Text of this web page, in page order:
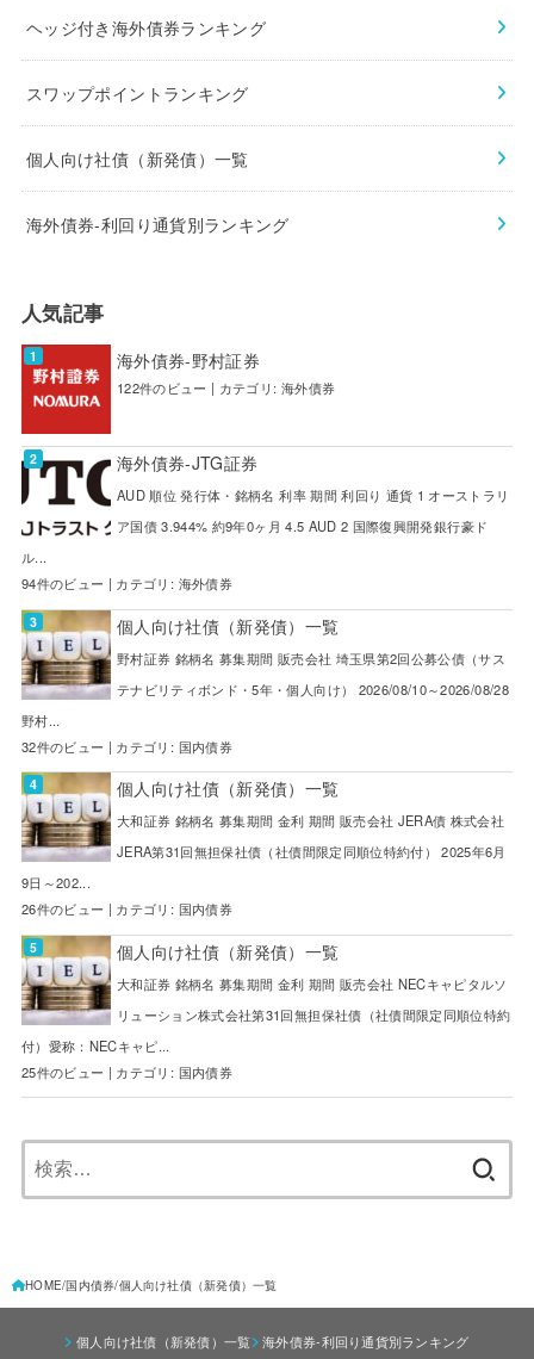
ヘッジ付き海外債券ランキング
スワップポイントランキング
個人向け社債（新発債）一覧
海外債券-利回り通貨別ランキング
人気記事
海外債券-野村証券
122件のビュー | カテゴリ: 海外債券
海外債券-JTG証券
AUD 順位 発行体・銘柄名 利率 期間 利回り 通貨 1 オーストラリ
ア国債 3.944% 約9年0ヶ月 4.5 AUD 2 国際復興開発銀行豪ド
ル...
94件のビュー | カテゴリ: 海外債券
個人向け社債（新発債）一覧
野村証券 銘柄名 募集期間 販売会社 埼玉県第2回公募公債（サス
テナビリティボンド・5年・個人向け） 2026/08/10～2026/08/28
野村...
32件のビュー | カテゴリ: 国内債券
個人向け社債（新発債）一覧
大和証券 銘柄名 募集期間 金利 期間 販売会社 JERA債 株式会社
JERA第31回無担保社債（社債間限定同順位特約付） 2025年6月
9日～202...
26件のビュー | カテゴリ: 国内債券
個人向け社債（新発債）一覧
大和証券 銘柄名 募集期間 金利 期間 販売会社 NECキャピタルソ
リューション株式会社第31回無担保社債（社債間限定同順位特約
付）愛称：NECキャピ...
25件のビュー | カテゴリ: 国内債券
HOME 国内債券 個人向け社債（新発債）一覧
個人向け社債（新発債）一覧
海外債券-利回り通貨別ランキング